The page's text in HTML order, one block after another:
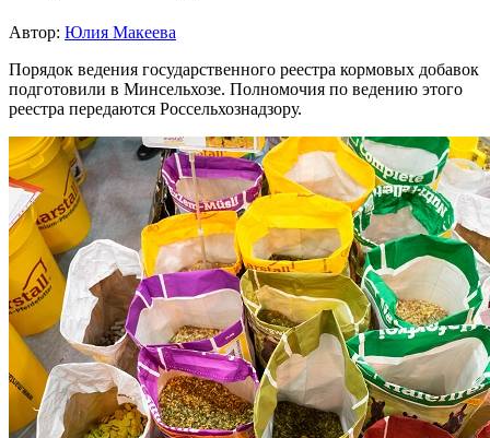
Автор: Юлия Макеева
Порядок ведения государственного реестра кормовых добавок
подготовили в Минсельхозе. Полномочия по ведению этого
реестра передаются Россельхознадзору.